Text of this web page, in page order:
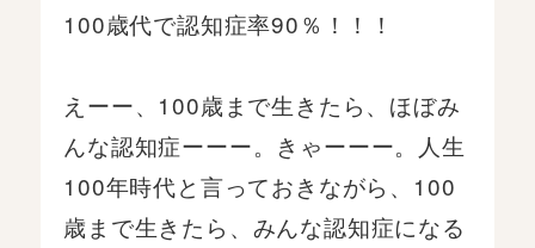
100歳代で認知症率90％！！！
えーー、100歳まで生きたら、ほぼみ
んな認知症ーーー。きゃーーー。人生
100年時代と言っておきながら、100
歳まで生きたら、みんな認知症になる